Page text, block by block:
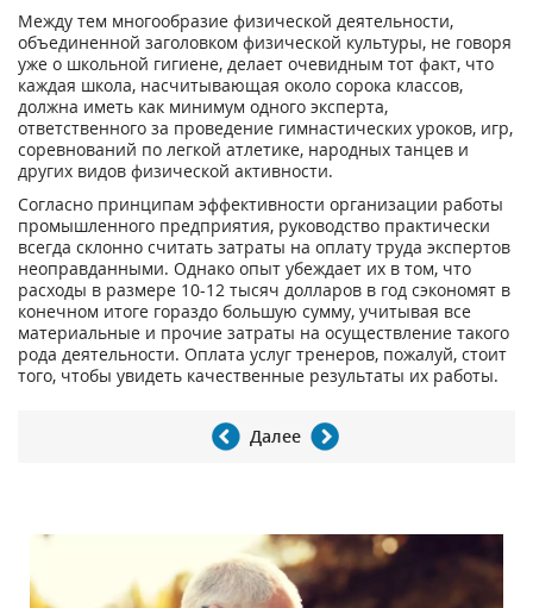
Между тем многообразие физической деятельности,
объединенной заголовком физической культуры, не говоря
уже о школьной гигиене, делает очевидным тот факт, что
каждая школа, насчитывающая около сорока классов,
должна иметь как минимум одного эксперта,
ответственного за проведение гимнастических уроков, игр,
соревнований по легкой атлетике, народных танцев и
других видов физической активности.
Согласно принципам эффективности организации работы
промышленного предприятия, руководство практически
всегда склонно считать затраты на оплату труда экспертов
неоправданными. Однако опыт убеждает их в том, что
расходы в размере 10-12 тысяч долларов в год сэкономят в
конечном итоге гораздо большую сумму, учитывая все
материальные и прочие затраты на осуществление такого
рода деятельности. Оплата услуг тренеров, пожалуй, стоит
того, чтобы увидеть качественные результаты их работы.
Далее